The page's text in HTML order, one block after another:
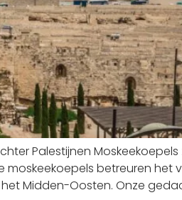
Palestijnen
betreuren het
Midden-Oosten. Onze